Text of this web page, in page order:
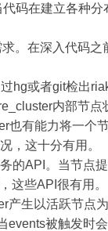
码在建立各种分
。在深入代码之
hg或者git检出
内部节点
也有能力将一个
，这十分有用。
的API。当节点
这些API很有用。
产生以活跃节点
被触发时会